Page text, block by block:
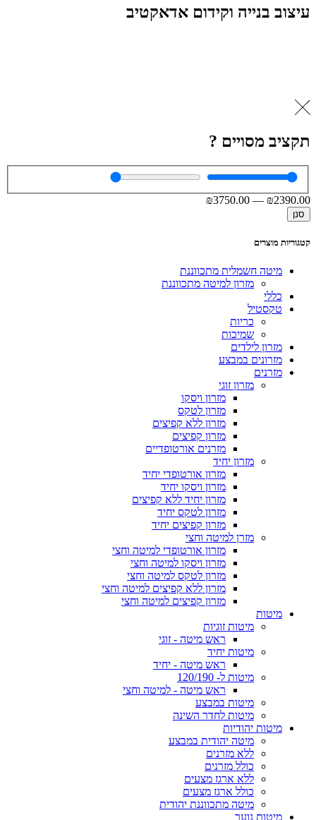
עיצוב בנייה וקידום אדאקטיב
תקציב מסויים ?
₪2390.00
—
₪3750.00
סנן
קטגוריות מוצרים
מיטה חשמלית מתכווננת
מזרון למיטה מתכווננת
כללי
טקסטיל
כריות
שמיכות
מזרון לילדים
מזרונים במבצע
מזרנים
מזרון זוגי
מזרון ויסקו
מזרון לטקס
מזרון ללא קפיצים
מזרון קפיצים
מזרנים אורטופדיים
מזרון יחיד
מזרון אורטופדי יחיד
מזרון ויסקו יחיד
מזרון יחיד ללא קפיצים
מזרון לטקס יחיד
מזרון קפיצים יחיד
מזרן למיטה וחצי
מזרון אורטופדי למיטה וחצי
מזרון ויסקו למיטה וחצי
מזרון לטקס למיטה וחצי
מזרון ללא קפיצים למיטה וחצי
מזרון קפיצים למיטה וחצי
מיטות
מיטות זוגיות
ראש מיטה - זוגי
מיטות יחיד
ראש מיטה - יחיד
מיטות ל- 120/190
ראש מיטה - למיטה וחצי
מיטות במבצע
מיטות לחדר השינה
מיטות יהודיות
מיטה יהודית במבצע
ללא מזרנים
כולל מזרנים
ללא ארגז מצעים
כולל ארגז מצעים
מיטה מתכווננת יהודית
מיטות נוער